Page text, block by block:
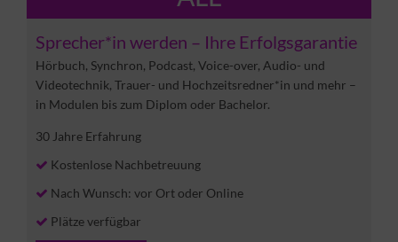
Sprecher*in werden – Ihre Erfolgsgarantie
Hörbuch, Synchron, Podcast, Voice-over, Audio- und
Videotechnik, Trauer- und Hochzeitsredner*in und mehr –
in Modulen bis zum Diplom oder Bachelor.
30 Jahre Erfahrung
Kostenlose Nachbetreuung
Nach Wunsch: vor Ort oder Online
Plätze verfügbar